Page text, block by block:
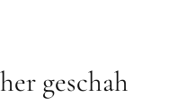
geschah